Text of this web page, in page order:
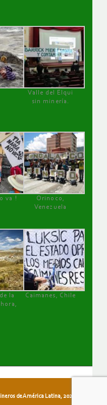
Valle del Elqui
sin minería.
va !
Orinoco,
Venezuela
la
Caimanes, Chile
de América Latina, 2026